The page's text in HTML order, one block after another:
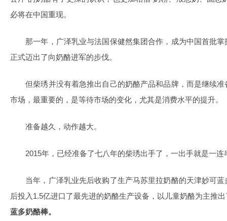
必将在中国重现。
那一年，广泽乳业与法国保健然集团合作，成为中国首批掌
正式迈出了向奶酪进军的步伐。
但柴琇并没有着急推出自己的奶酪产品和品牌，而是继续准
市场，最重要的，是等待市场的变化，尤其是消费水平的提升。
准备越久，动作越大。
2015年，已经准备了七八年的柴琇出手了，一出手就是一连
当年，广泽乳业先后收购了生产马苏里拉奶酪的天津妙可蓝
后投入1.5亿进口了最先进的奶酪生产设备，以儿童奶酪为主推
蓝多奶酪棒。